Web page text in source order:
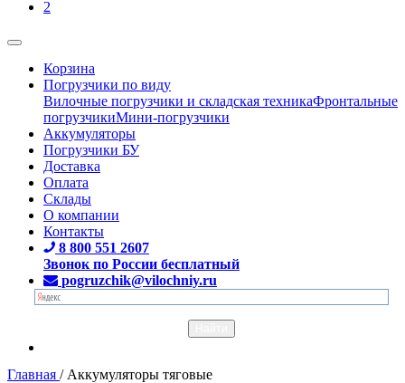
2
Корзина
Погрузчики по виду
Вилочные погрузчики и складская техникаФронтальные
погрузчикиМини-погрузчики
Аккумуляторы
Погрузчики БУ
Доставка
Оплата
Склады
О компании
Контакты
8 800 551 2607
Звонок по России бесплатный
pogruzchik@vilochniy.ru
Главная / Аккумуляторы тяговые